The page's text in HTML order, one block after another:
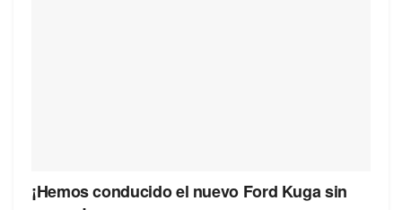
¡Hemos conducido el nuevo Ford Kuga sin